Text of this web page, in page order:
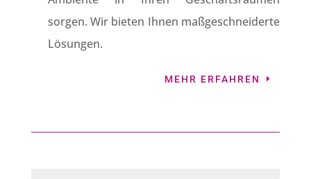
sorgen. Wir bieten Ihnen maßgeschneiderte
Lösungen.
MEHR ERFAHREN